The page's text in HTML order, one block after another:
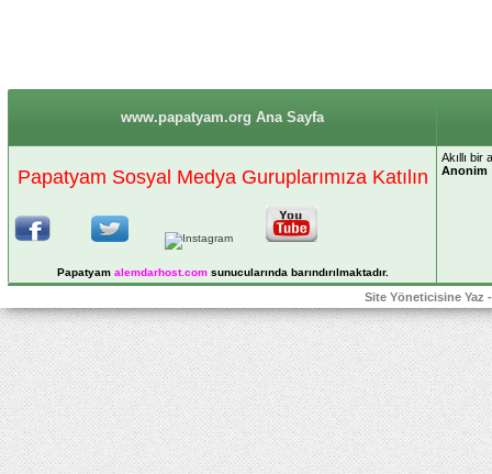
www.papatyam.org Ana Sayfa
Papatyam Sosyal Medya Guruplarımıza Katılın
Papatyam alemdarhost.comsunucularında barındırılmaktadır.
Akıllı bir
Anonim
Site Yöneticisine Yaz